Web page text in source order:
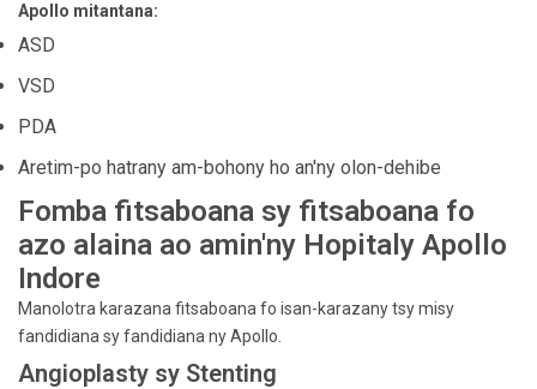
Apollo mitantana:
ASD
VSD
PDA
Aretim-po hatrany am-bohony ho an'ny olon-dehibe
Fomba fitsaboana sy fitsaboana fo
azo alaina ao amin'ny Hopitaly Apollo
Indore
Manolotra karazana fitsaboana fo isan-karazany tsy misy
fandidiana sy fandidiana ny Apollo.
Angioplasty sy Stenting